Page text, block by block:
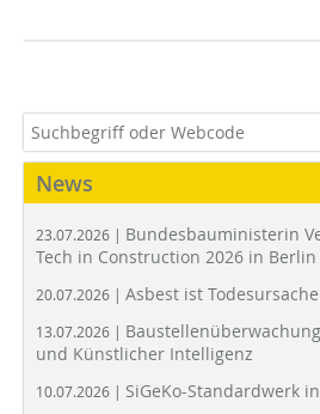
News
23.07.2026 | Bundesbauministerin
Tech in Construction 2026 in Berlin
20.07.2026 | Asbest ist
13.07.2026 |
und Künstlicher Intelligenz
10.07.2026 | SiGeKo-Standardwerk